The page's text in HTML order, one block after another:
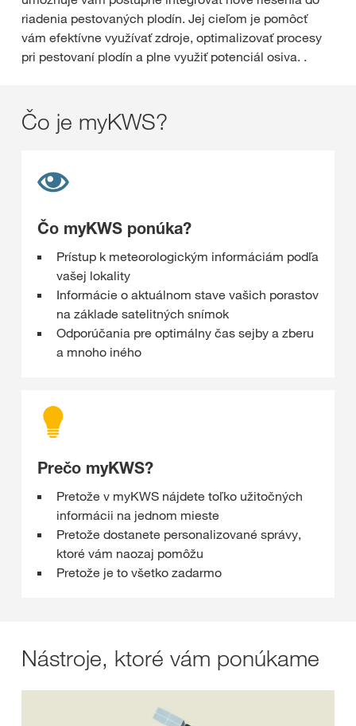
riadenia pestovaných plodín. Jej cieľom je pomôcť
vám efektívne využívať zdroje, optimalizovať procesy
pri pestovaní plodín a plne využiť potenciál osiva. .
Čo je myKWS?
Čo myKWS ponúka?
Prístup k meteorologickým informáciám podľa
vašej lokality
Informácie o aktuálnom stave vašich porastov
na základe satelitných snímok
Odporúčania pre optimálny čas sejby a zberu
a mnoho iného
Prečo myKWS?
Pretože v myKWS nájdete toľko užitočných
informácii na jednom mieste
Pretože dostanete personalizované správy,
ktoré vám naozaj pomôžu
Pretože je to všetko zadarmo
Nástroje, ktoré vám ponúkame